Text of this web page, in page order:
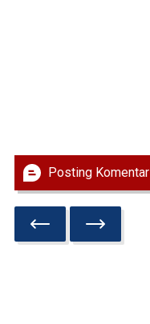
Posting Komentar